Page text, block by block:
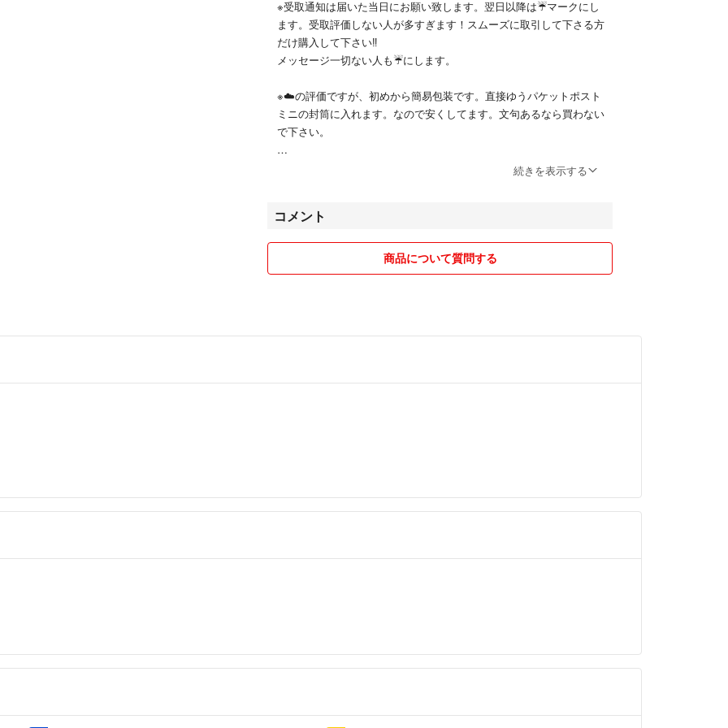
※受取通知は届いた当日にお願い致します。翌日以降は☔️マークにし
ます。受取評価しない人が多すぎます！スムーズに取引して下さる方
だけ購入して下さい‼️
メッセージ一切ない人も☔️にします。
※☁️の評価ですが、初めから簡易包装です。直接ゆうパケットポスト
ミニの封筒に入れます。なので安くしてます。文句あるなら買わない
で下さい。
※ブランド買取専門店で働いてます。使わない新品をお安く出品して
続きを表示する
コメント
商品について質問する